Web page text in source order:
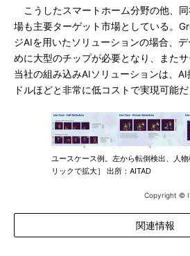
こうしたスマートホーム分野の他、
場も主要ターゲット市場としている。
ジAIを用いたソリューションの場合、
めに大型のチップが必要となり、またサ
当社の組み込みAIソリューションは、
ドルほどと非常に低コストで実現可能だ
ユースケース例。左から転倒検出、人
リックで拡大］ 出所：AITAD
Copyright ©
関連情報